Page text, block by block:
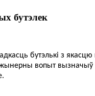
бутэлек
бутэлькі з
вопыт